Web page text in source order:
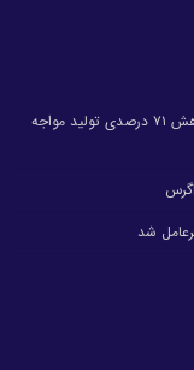
پتروشیمی اروند پس از اختلالات ناشی از جنگ، با کاهش ۷۱ درصدی تولید مواجه
شد